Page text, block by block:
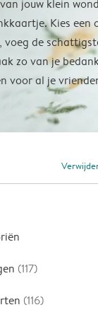
jouw klein
Kies een
voeg de
zo van je
voor al je
(117)
(116)